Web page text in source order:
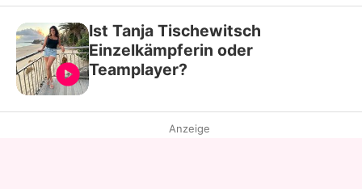
Ist Tanja Tischewitsch
Einzelkämpferin oder
Teamplayer?
Anzeige